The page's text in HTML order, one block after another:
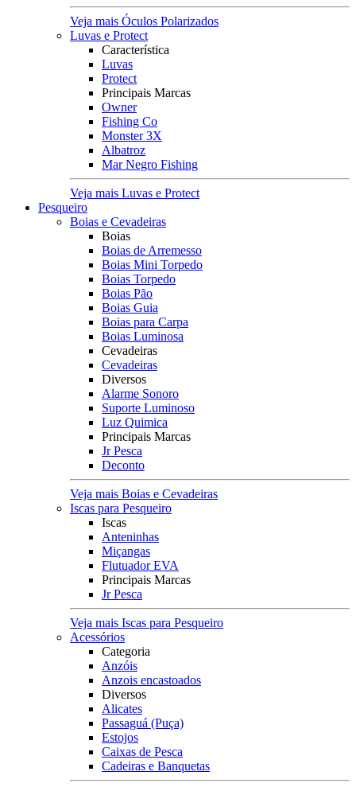
Veja mais Óculos Polarizados
Luvas e Protect
Característica
Luvas
Protect
Principais Marcas
Owner
Fishing Co
Monster 3X
Albatroz
Mar Negro Fishing
Veja mais Luvas e Protect
Pesqueiro
Boias e Cevadeiras
Boias
Boias de Arremesso
Boias Mini Torpedo
Boias Torpedo
Boias Pão
Boias Guia
Boias para Carpa
Boias Luminosa
Cevadeiras
Cevadeiras
Diversos
Alarme Sonoro
Suporte Luminoso
Luz Quimica
Principais Marcas
Jr Pesca
Deconto
Veja mais Boias e Cevadeiras
Iscas para Pesqueiro
Iscas
Anteninhas
Miçangas
Flutuador EVA
Principais Marcas
Jr Pesca
Veja mais Iscas para Pesqueiro
Acessórios
Categoria
Anzóis
Anzois encastoados
Diversos
Alicates
Passaguá (Puça)
Estojos
Caixas de Pesca
Cadeiras e Banquetas